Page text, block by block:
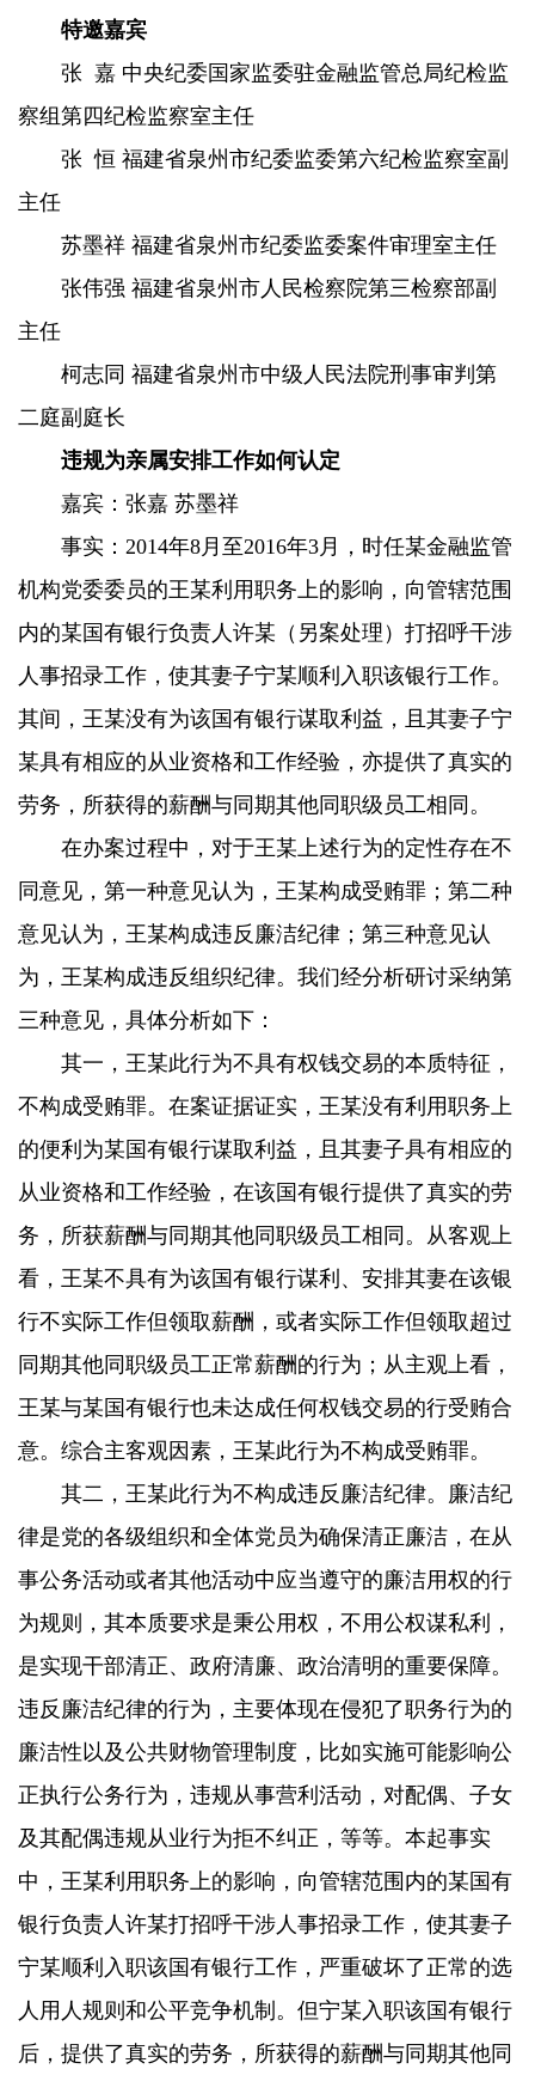
特邀嘉宾
张 嘉 中央纪委国家监委驻金融监管总局纪检监
察组第四纪检监察室主任
张 恒 福建省泉州市纪委监委第六纪检监察室副
主任
苏墨祥 福建省泉州市纪委监委案件审理室主任
张伟强 福建省泉州市人民检察院第三检察部副
主任
柯志同 福建省泉州市中级人民法院刑事审判第
二庭副庭长
违规为亲属安排工作如何认定
嘉宾：张嘉 苏墨祥
事实：2014年8月至2016年3月，时任某金融监管
机构党委委员的王某利用职务上的影响，向管辖范围
内的某国有银行负责人许某（另案处理）打招呼干涉
人事招录工作，使其妻子宁某顺利入职该银行工作。
其间，王某没有为该国有银行谋取利益，且其妻子宁
某具有相应的从业资格和工作经验，亦提供了真实的
劳务，所获得的薪酬与同期其他同职级员工相同。
在办案过程中，对于王某上述行为的定性存在不
同意见，第一种意见认为，王某构成受贿罪；第二种
意见认为，王某构成违反廉洁纪律；第三种意见认
为，王某构成违反组织纪律。我们经分析研讨采纳第
三种意见，具体分析如下：
其一，王某此行为不具有权钱交易的本质特征，
不构成受贿罪。在案证据证实，王某没有利用职务上
的便利为某国有银行谋取利益，且其妻子具有相应的
从业资格和工作经验，在该国有银行提供了真实的劳
务，所获薪酬与同期其他同职级员工相同。从客观上
看，王某不具有为该国有银行谋利、安排其妻在该银
行不实际工作但领取薪酬，或者实际工作但领取超过
同期其他同职级员工正常薪酬的行为；从主观上看，
王某与某国有银行也未达成任何权钱交易的行受贿合
意。综合主客观因素，王某此行为不构成受贿罪。
其二，王某此行为不构成违反廉洁纪律。廉洁纪
律是党的各级组织和全体党员为确保清正廉洁，在从
事公务活动或者其他活动中应当遵守的廉洁用权的行
为规则，其本质要求是秉公用权，不用公权谋私利，
是实现干部清正、政府清廉、政治清明的重要保障。
违反廉洁纪律的行为，主要体现在侵犯了职务行为的
廉洁性以及公共财物管理制度，比如实施可能影响公
正执行公务行为，违规从事营利活动，对配偶、子女
及其配偶违规从业行为拒不纠正，等等。本起事实
中，王某利用职务上的影响，向管辖范围内的某国有
银行负责人许某打招呼干涉人事招录工作，使其妻子
宁某顺利入职该国有银行工作，严重破坏了正常的选
人用人规则和公平竞争机制。但宁某入职该国有银行
后，提供了真实的劳务，所获得的薪酬与同期其他同